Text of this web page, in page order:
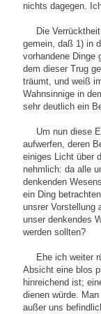
nichts dagegen.
Die
gemein, daß 1) in
vorhandene Dinge
dem dieser Trug
träumt, und weiß
Wahnsinnige in
sehr deutlich ein
Um nun diese
aufwerfen, deren
einiges Licht über
nehmlich: da alle
denkenden
ein Ding
unsrer Vorstellung
unser denkendes
werden sollten?
Ehe ich weiter
Absicht eine blos
hinreichend ist;
dienen würde.
außer uns